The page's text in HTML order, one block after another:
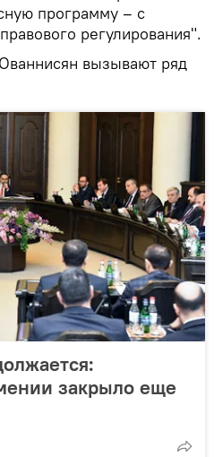
программу – с
регулирования".
вызывают ряд
закрыло еще